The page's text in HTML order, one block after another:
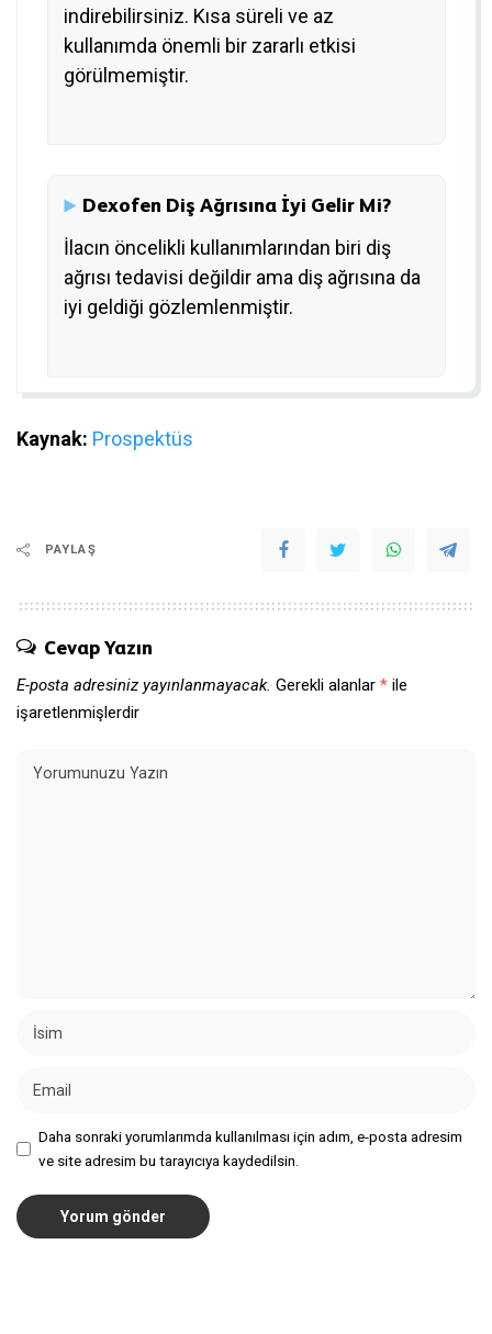
indirebilirsiniz. Kısa süreli ve az
kullanımda önemli bir zararlı etkisi
görülmemiştir.
Dexofen Diş Ağrısına İyi Gelir Mi?
İlacın öncelikli kullanımlarından biri diş
ağrısı tedavisi değildir ama diş ağrısına da
iyi geldiği gözlemlenmiştir.
Kaynak: Prospektüs
PAYLAŞ
Cevap Yazın
E-posta adresiniz yayınlanmayacak. Gerekli alanlar * ile
işaretlenmişlerdir
Daha sonraki yorumlarımda kullanılması için adım, e-posta adresim
ve site adresim bu tarayıcıya kaydedilsin.